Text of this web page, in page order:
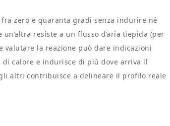
zero e quaranta gradi senza indurire né
resiste a un flusso d’aria tiepida (per
valutare la reazione può dare indicazioni
calore e indurisce di più dove arriva il
altri contribuisce a delineare il profilo reale